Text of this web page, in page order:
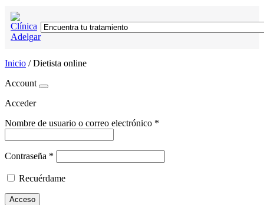
Inicio /Dietista online
Account
Acceder
Nombre de usuario o correo electrónico *
Contraseña *
Recuérdame
Acceso